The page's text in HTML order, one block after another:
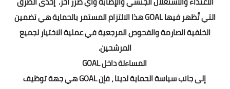
التي تُظهر فيها GOAL هذا الالتزام المستمر بالحماية هي تضمين
الخلفية الصارمة والفحوص المرجعية في عملية الاختيار لجميع
المرشحين.
المساءلة داخل GOAL
إلى جانب سياسة الحماية لدينا ، فإن GOAL هي جهة توظيف